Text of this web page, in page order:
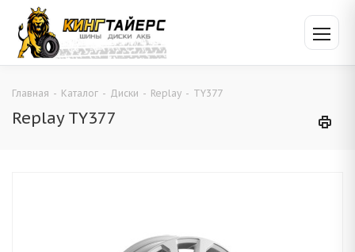
Главная - Каталог - Диски - Replay - TY377
Replay TY377